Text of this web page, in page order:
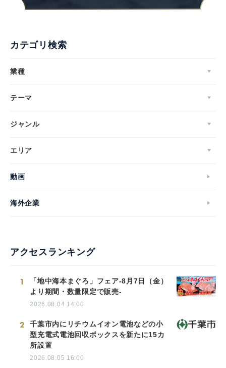
カテゴリ検索
業種
テーマ
ジャンル
エリア
動画
海外企業
アクセスランキング
1
「地中海本まぐろ」フェア-8月7日（金）
より期間・数量限定で販売-
2026.08.04 14:00
2
千葉市内にリチウムイオン電池などの小
型充電式電池回収ボックスを新たに15カ
所設置
2026.08.05 16:00